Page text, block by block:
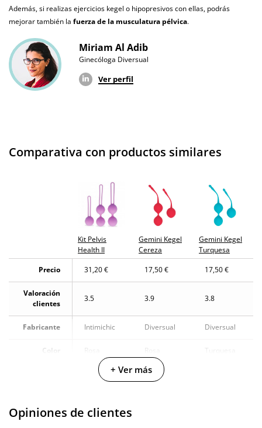
Además, si realizas ejercicios kegel o hipopresivos con ellas, podrás
mejorar también la fuerza de la musculatura pélvica.
Miriam Al Adib
Ginecóloga Diversual
Ver perfil
Comparativa con productos similares
Kit Pelvis
Health II
Gemini Kegel
Cereza
Gemini Kegel
Turquesa
Precio
31,20 € 17,50 € 17,50 €
Valoración
clientes
3.5 3.9 3.8
Fabricante Intimichic Diversual Diversual
Color Rosa Rosa Turquesa
Silicona
médica
Silicona
Resistente
al agua
100%
sumergible
+ Ver más
Opiniones de clientes